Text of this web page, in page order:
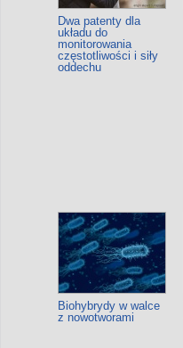
Dwa patenty dla
układu do
monitorowania
częstotliwości i siły
oddechu
Biohybrydy w walce
z nowotworami